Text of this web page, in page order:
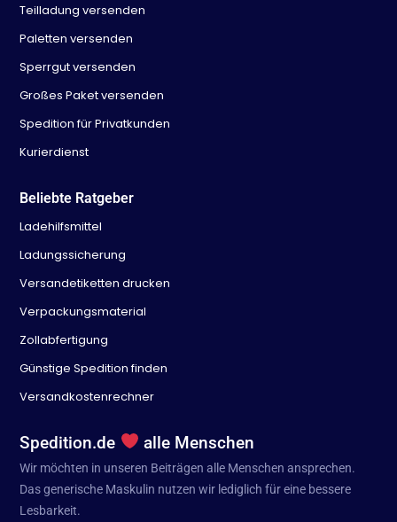
Teilladung versenden
Paletten versenden
Sperrgut versenden
Großes Paket versenden
Spedition für Privatkunden
Kurierdienst
Beliebte Ratgeber
Ladehilfsmittel
Ladungssicherung
Versandetiketten drucken
Verpackungsmaterial
Zollabfertigung
Günstige Spedition finden
Versandkostenrechner
Spedition.de alle Menschen
Wir möchten in unseren Beiträgen alle Menschen ansprechen.
Das generische Maskulin nutzen wir lediglich für eine bessere
Lesbarkeit.